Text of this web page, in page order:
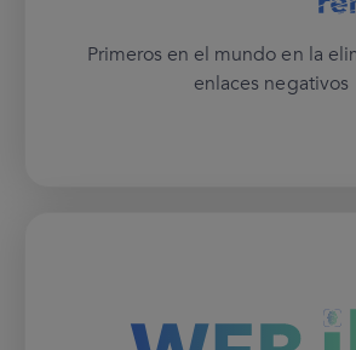
Primeros en el mundo en la
enlaces negativos